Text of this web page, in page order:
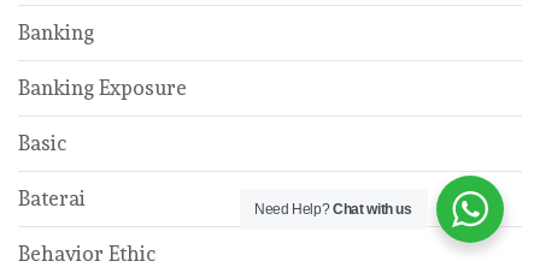
Banking
Banking Exposure
Basic
Baterai
Behavior Ethic
Need Help?Chat with us